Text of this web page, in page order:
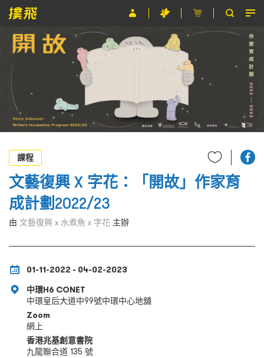
節目
關於撲飛
條款及細則
EN
課程
文藝復興 X 字花：「開故」作家育
成計劃2022/23
由 文藝復興 x 水煮魚 x 字花 主辦
01-11-2022 - 04-02-2023
中環H6 CONET
中環皇后大道中99號中環中心地舖
Zoom
網上
香港兆基創意書院
九龍聯合道 135 號